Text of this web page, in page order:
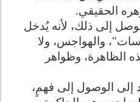
الحقيقي.
إلى ذلك، لأنه يُدخل
والهواجس، ولا
الظاهرة، وظواهر
إلى الوصول إلى فهمٍ،